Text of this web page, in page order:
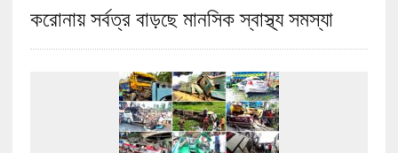
করোনায় সর্বত্র বাড়ছে মানসিক স্বাস্থ্য সমস্যা